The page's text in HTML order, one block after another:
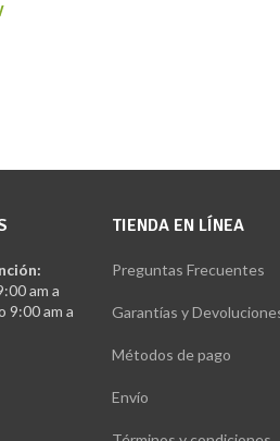
am a
9:00 am a
TIENDA EN LÍNEA
Preguntas Frecuentes
Garantías y
Métodos de pago
Envío